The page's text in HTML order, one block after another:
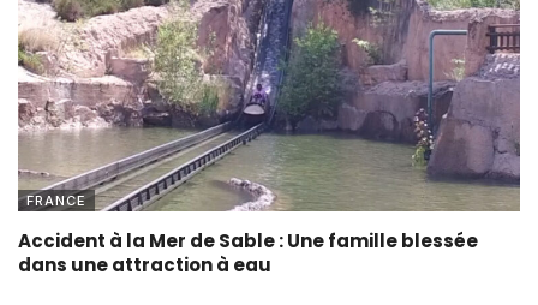
FRANCE
Accident à la Mer de Sable : Une famille blessée
dans une attraction à eau